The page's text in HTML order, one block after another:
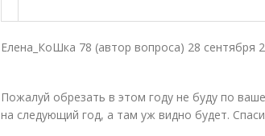
Елена_КоШка 78 (автор вопроса) 28 сентября
Пожалуй обрезать в этом году не буду по
на следующий год, а там уж видно будет.